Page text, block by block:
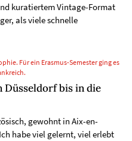
kuratiertem Vintage-Format
als viele schnelle
Für ein Erasmus-Semester ging es
Düsseldorf bis in die
gewohnt in Aix-en-
habe viel gelernt, viel erlebt